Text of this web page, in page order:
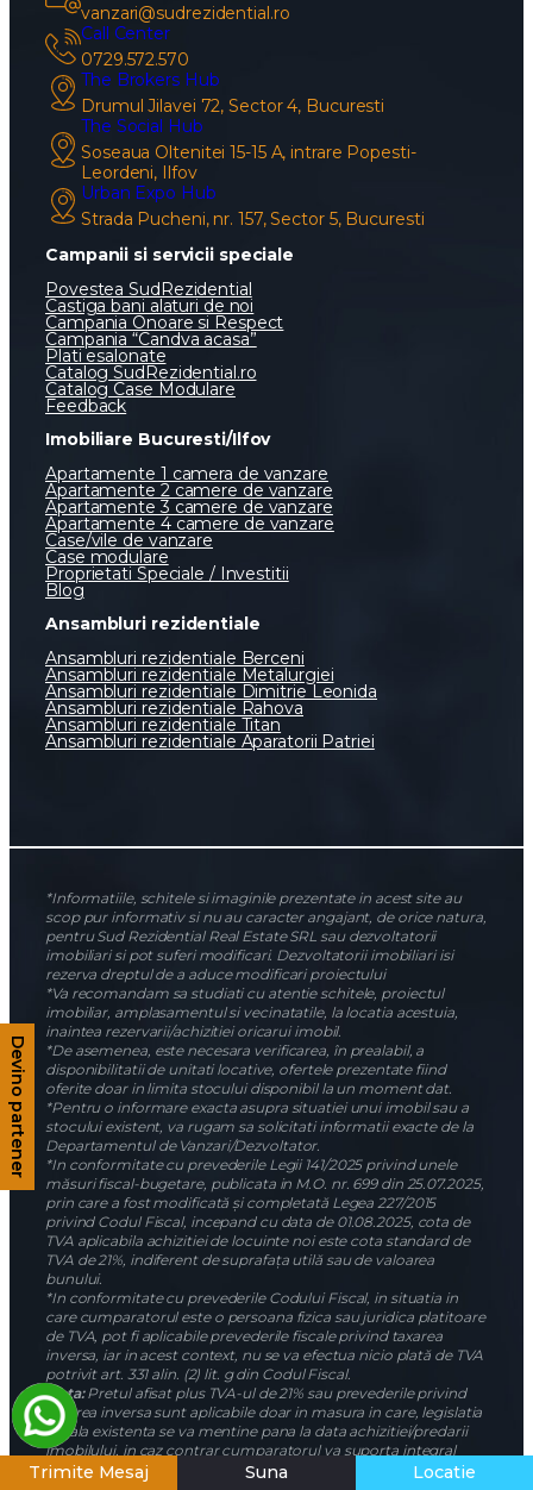
vanzari@sudrezidential.ro
Call Center
0729.572.570
The Brokers Hub
Drumul Jilavei 72, Sector 4, Bucuresti
The Social Hub
Soseaua Oltenitei 15-15 A, intrare Popesti-
Leordeni, Ilfov
Urban Expo Hub
Strada Pucheni, nr. 157, Sector 5, Bucuresti
Campanii si servicii speciale
Povestea SudRezidential
Castiga bani alaturi de noi
Campania Onoare si Respect
Campania “Candva acasa”
Plati esalonate
Catalog SudRezidential.ro
Catalog Case Modulare
Feedback
Imobiliare Bucuresti/Ilfov
Apartamente 1 camera de vanzare
Apartamente 2 camere de vanzare
Apartamente 3 camere de vanzare
Apartamente 4 camere de vanzare
Case/vile de vanzare
Case modulare
Proprietati Speciale / Investitii
Blog
Ansambluri rezidentiale
Ansambluri rezidentiale Berceni
Ansambluri rezidentiale Metalurgiei
Ansambluri rezidentiale Dimitrie Leonida
Ansambluri rezidentiale Rahova
Ansambluri rezidentiale Titan
Ansambluri rezidentiale Aparatorii Patriei
*Informatiile, schitele si imaginile prezentate in acest site au
scop pur informativ si nu au caracter angajant, de orice natura,
pentru Sud Rezidential Real Estate SRL sau dezvoltatorii
imobiliari si pot suferi modificari. Dezvoltatorii imobiliari isi
rezerva dreptul de a aduce modificari proiectului
*Va recomandam sa studiati cu atentie schitele, proiectul
imobiliar, amplasamentul si vecinatatile, la locatia acestuia,
inaintea rezervarii/achizitiei oricarui imobil.
*De asemenea, este necesara verificarea, în prealabil, a
disponibilitatii de unitati locative, ofertele prezentate fiind
oferite doar in limita stocului disponibil la un moment dat.
*Pentru o informare exacta asupra situatiei unui imobil sau a
stocului existent, va rugam sa solicitati informatii exacte de la
Departamentul de Vanzari/Dezvoltator.
*In conformitate cu prevederile Legii 141/2025 privind unele
măsuri fiscal-bugetare, publicata in M.O. nr. 699 din 25.07.2025,
prin care a fost modificată și completată Legea 227/2015
privind Codul Fiscal, incepand cu data de 01.08.2025, cota de
TVA aplicabila achizitiei de locuinte noi este cota standard de
TVA de 21%, indiferent de suprafața utilă sau de valoarea
bunului.
*In conformitate cu prevederile Codului Fiscal, in situatia in
care cumparatorul este o persoana fizica sau juridica platitoare
de TVA, pot fi aplicabile prevederile fiscale privind taxarea
inversa, iar in acest context, nu se va efectua nicio plată de TVA
potrivit art. 331 alin. (2) lit. g din Codul Fiscal.
Nota:Pretul afisat plus TVA-ul de 21% sau prevederile privind
taxarea inversa sunt aplicabile doar in masura in care, legislatia
fiscala existenta se va mentine pana la data achizitiei/predarii
imobilului, in caz contrar cumparatorul va suporta integral
orice diferenta de TVA s-ar datora suplimentar, in functie de
Trimite Mesaj Suna Locatie
Devino partener